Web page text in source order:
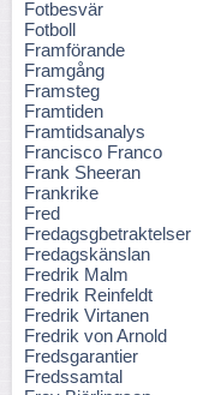
Fotbesvär
Fotboll
Framförande
Framgång
Framsteg
Framtiden
Framtidsanalys
Francisco Franco
Frank Sheeran
Frankrike
Fred
Fredagsgbetraktelser
Fredagskänslan
Fredrik Malm
Fredrik Reinfeldt
Fredrik Virtanen
Fredrik von Arnold
Fredsgarantier
Fredssamtal